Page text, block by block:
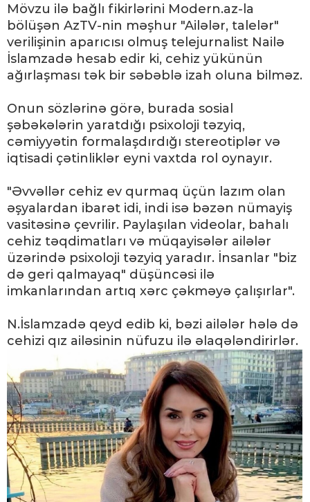
Mövzu ilə bağlı fikirlərini Modern.az-la
bölüşən AzTV-nin məşhur "Ailələr, talelər"
verilişinin aparıcısı olmuş telejurnalist Nailə
İslamzadə hesab edir ki, cehiz yükünün
ağırlaşması tək bir səbəblə izah oluna bilməz.
Onun sözlərinə görə, burada sosial
şəbəkələrin yaratdığı psixoloji təzyiq,
cəmiyyətin formalaşdırdığı stereotiplər və
iqtisadi çətinliklər eyni vaxtda rol oynayır.
"Əvvəllər cehiz ev qurmaq üçün lazım olan
əşyalardan ibarət idi, indi isə bəzən nümayiş
vasitəsinə çevrilir. Paylaşılan videolar, bahalı
cehiz təqdimatları və müqayisələr ailələr
üzərində psixoloji təzyiq yaradır. İnsanlar "biz
də geri qalmayaq" düşüncəsi ilə
imkanlarından artıq xərc çəkməyə çalışırlar".
N.İslamzadə qeyd edib ki, bəzi ailələr hələ də
cehizi qız ailəsinin nüfuzu ilə əlaqələndirirlər.